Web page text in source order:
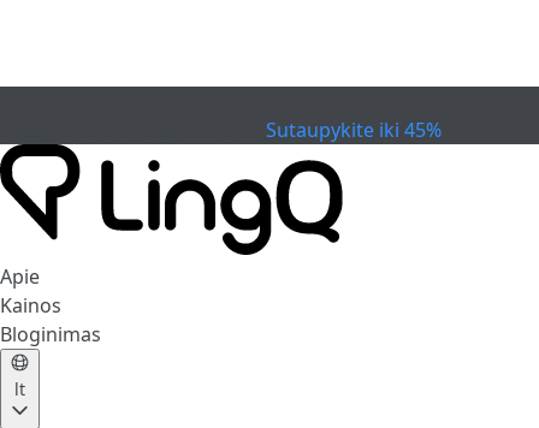
Sutaupykite iki 45%
Apie
Kainos
Bloginimas
lt